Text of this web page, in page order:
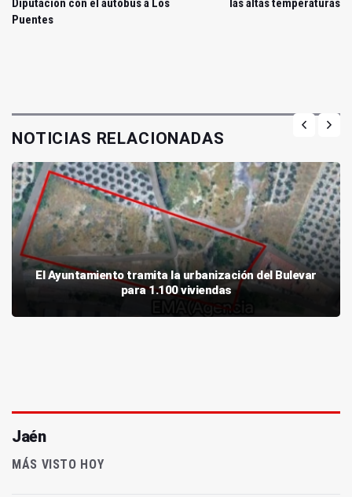
Diputación con el autobús a Los
Puentes
las altas temperaturas
NOTICIAS RELACIONADAS
El Ayuntamiento tramita la urbanización del Bulevar
para 1.100 viviendas
Jaén
MÁS VISTO HOY